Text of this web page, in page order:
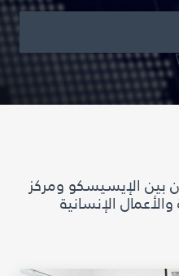
بين الإيسيسكو ومركز
الإنسانية